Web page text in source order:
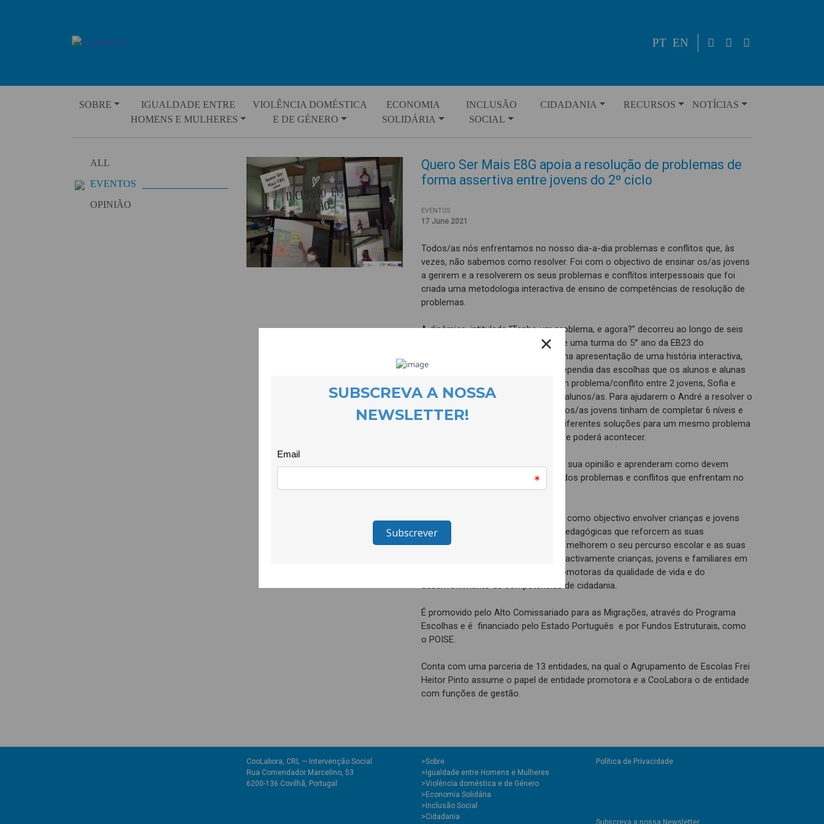
PT EN
SOBRE
IGUALDADE ENTRE
HOMENS E MULHERES
VIOLÊNCIA DOMÉSTICA
E DE GÉNERO
ECONOMIA
SOLIDÁRIA
INCLUSÃO
SOCIAL
CIDADANIA RECURSOS NOTÍCIAS
ALL
EVENTOS
OPINIÃO
Quero Ser Mais E8G apoia a resolução de problemas de
forma assertiva entre jovens do 2º ciclo
EVENTOS
17 June 2021
Todos/as nós enfrentamos no nosso dia-a-dia problemas e conflitos que, às
vezes, não sabemos como resolver. Foi com o objectivo de ensinar os/as jovens
a gerirem e a resolverem os seus problemas e conflitos interpessoais que foi
criada uma metodologia interactiva de ensino de competências de resolução de
problemas.
A dinâmica, intitulada “Tenho um problema, e agora?” decorreu ao longo de seis
sessões com os alunos e alunas de uma turma do 5° ano da EB23 do
Tortosendo. A actividade consistiu na apresentação de uma história interactiva,
onde o destino dos personagens dependia das escolhas que os alunos e alunas
fizessem. Essa história retratava um problema/conflito entre 2 jovens, Sofia e
André, nomes escolhidos pelos/as alunos/as. Para ajudarem o André a resolver o
seu problema/conflito com a Sofia os/as jovens tinham de completar 6 níveis e
explorar sentimentos e emoções, diferentes soluções para um mesmo problema
e formas de antecipar e prever o que poderá acontecer.
E foi o que aconteceu pois deram a sua opinião e aprenderam como devem
pensar e agir perante os mais variados problemas e conflitos que enfrentam no
dia-a-dia.
O projecto Quero Ser Mais E8G tem como objectivo envolver crianças e jovens
em actividades criativas, lúdicas e pedagógicas que reforcem as suas
competências pessoais e sociais e melhorem o seu percurso escolar e as suas
oportunidades de futuro e envolver activamente crianças, jovens e familiares em
atividades cívicas e desportivas, promotoras da qualidade de vida e do
desenvolvimento de competências de cidadania.
É promovido pelo Alto Comissariado para as Migrações, através do Programa
Escolhas e é financiado pelo Estado Português e por Fundos Estruturais, como
o POISE.
Conta com uma parceria de 13 entidades, na qual o Agrupamento de Escolas Frei
Heitor Pinto assume o papel de entidade promotora e a CooLabora o de entidade
com funções de gestão.
CooLabora, CRL — Intervenção Social
Rua Comendador Marcelino, 53
6200-136 Covilhã, Portugal
>Sobre
>Igualdade entre Homens e Mulheres
>Violência doméstica e de Género
>Economia Solidária
>Inclusão Social
>Cidadania
Política de Privacidade
Subscreva a nossa Newsletter